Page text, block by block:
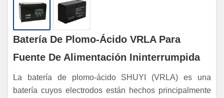
Batería De Plomo-Ácido VRLA Para
Fuente De Alimentación Ininterrumpida
La batería de plomo-ácido SHUYI (VRLA) es una
batería cuyos electrodos están hechos principalmente